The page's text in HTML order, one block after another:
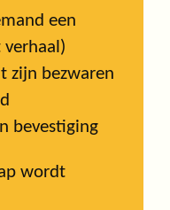
een
zijn bezwaren
bevestiging
wordt